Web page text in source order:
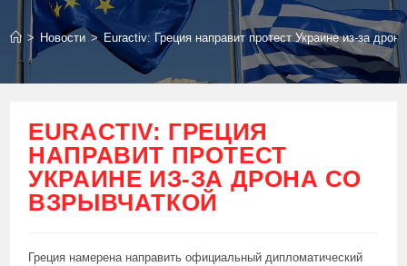
> Новости > Euractiv: Греция направит протест Украине из-за
EURACTIV: ГРЕЦИЯ
НАПРАВИТ ПРОТЕСТ
УКРАИНЕ ИЗ-ЗА ДРОНА СО
ВЗРЫВЧАТКОЙ
Греция намерена направить официальный дипломатический